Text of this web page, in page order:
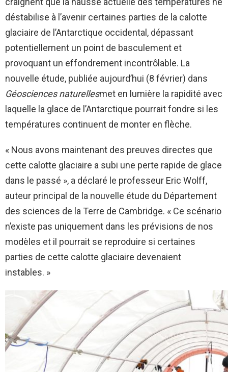
déstabilise à l’avenir certaines parties de la calotte
glaciaire de l’Antarctique occidental, dépassant
potentiellement un point de basculement et
provoquant un effondrement incontrôlable. La
nouvelle étude, publiée aujourd’hui (8 février) dans
Géosciences naturellesmet en lumière la rapidité avec
laquelle la glace de l’Antarctique pourrait fondre si les
températures continuent de monter en flèche.
« Nous avons maintenant des preuves directes que
cette calotte glaciaire a subi une perte rapide de glace
dans le passé », a déclaré le professeur Eric Wolff,
auteur principal de la nouvelle étude du Département
des sciences de la Terre de Cambridge. « Ce scénario
n’existe pas uniquement dans les prévisions de nos
modèles et il pourrait se reproduire si certaines
parties de cette calotte glaciaire devenaient
instables. »